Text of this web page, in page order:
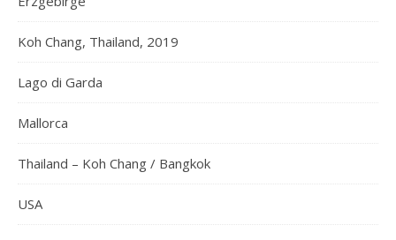
Koh Chang, Thailand, 2019
Lago di Garda
Mallorca
Thailand – Koh Chang / Bangkok
USA